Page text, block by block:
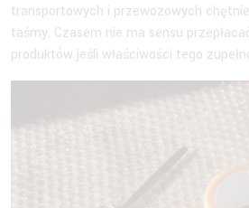
transportowych i przewozowych
taśmy. Czasem nie ma sensu
produktów jeśli właściwości tego